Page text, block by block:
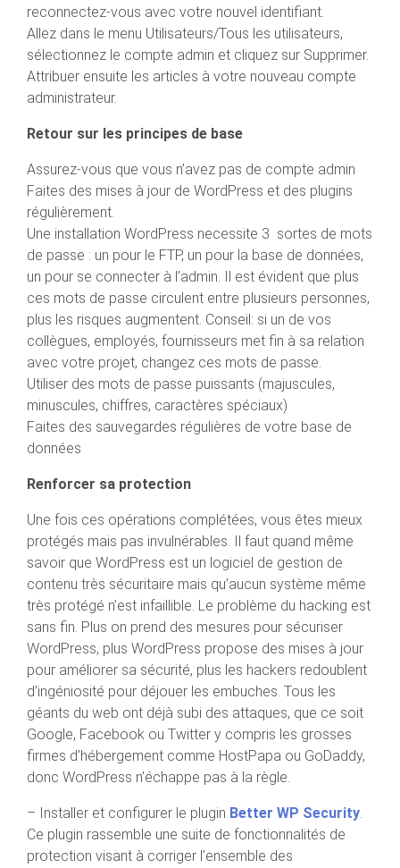
reconnectez-vous avec votre nouvel identifiant.
Allez dans le menu Utilisateurs/Tous les utilisateurs,
sélectionnez le compte admin et cliquez sur Supprimer.
Attribuer ensuite les articles à votre nouveau compte
administrateur.
Retour sur les principes de base
Assurez-vous que vous n’avez pas de compte admin
Faites des mises à jour de WordPress et des plugins
régulièrement.
Une installation WordPress necessite 3 sortes de mots
de passe : un pour le FTP, un pour la base de données,
un pour se connecter à l’admin. Il est évident que plus
ces mots de passe circulent entre plusieurs personnes,
plus les risques augmentent. Conseil: si un de vos
collègues, employés, fournisseurs met fin à sa relation
avec votre projet, changez ces mots de passe.
Utiliser des mots de passe puissants (majuscules,
minuscules, chiffres, caractères spéciaux)
Faites des sauvegardes régulières de votre base de
données
Renforcer sa protection
Une fois ces opérations complétées, vous êtes mieux
protégés mais pas invulnérables. Il faut quand même
savoir que WordPress est un logiciel de gestion de
contenu très sécuritaire mais qu’aucun système même
très protégé n’est infaillible. Le problème du hacking est
sans fin. Plus on prend des mesures pour sécuriser
WordPress, plus WordPress propose des mises à jour
pour améliorer sa sécurité, plus les hackers redoublent
d’ingéniosité pour déjouer les embuches. Tous les
géants du web ont déjà subi des attaques, que ce soit
Google, Facebook ou Twitter y compris les grosses
firmes d’hébergement comme HostPapa ou GoDaddy,
donc WordPress n’échappe pas à la règle.
– Installer et configurer le plugin Better WP Security.
Ce plugin rassemble une suite de fonctionnalités de
protection visant à corriger l’ensemble des